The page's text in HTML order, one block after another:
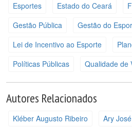
Esportes
Estado do Ceará
Gestão Pública
Gestão do
Lei de Incentivo ao Esporte
Políticas Públicas
Qualidade de
Autores Relacionados
Kléber Augusto Ribeiro Ary